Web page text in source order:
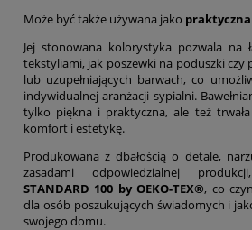
Może być także używana jako
Jej stonowana kolorystyka pozwala na
tekstyliami, jak poszewki na poduszki czy
lub uzupełniających barwach, co
indywidualnej aranżacji sypialni.
tylko piękna i praktyczna, ale też
komfort i estetykę.
Produkowana z dbałością o detale,
zasadami odpowiedzialnej
STANDARD 100 by OEKO-TEX®, co
dla osób poszukujących świadomych i
swojego domu.